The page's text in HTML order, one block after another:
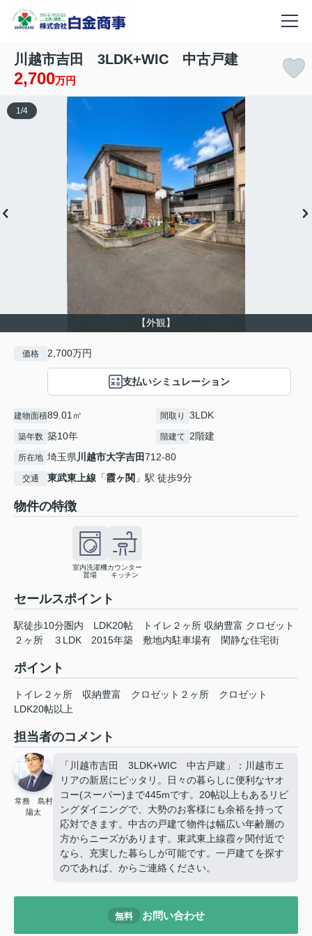
川越市吉田 3LDK+WIC 中古戸建
2,700万円
【外観】
1 /4
価格 2,700万円
支払いシミュレーション
建物面積89.01㎡ 間取り 3LDK
築年数 築10年 階建て 2階建
所在地 埼玉県川越市大字吉田712-80
交通 東武東上線 「霞ヶ関 」駅 徒歩9分
物件の特徴
室内洗濯機
置場
カウンター
キッチン
セールスポイント
駅徒歩10分圏内 LDK20帖 トイレ２ヶ所 収納豊富 クロゼット
２ヶ所 ３LDK 2015年築 敷地内駐車場有 閑静な住宅街
ポイント
トイレ２ヶ所 収納豊富 クロゼット２ヶ所
クロゼット
LDK20帖以上
担当者のコメント
常務 島村
陽太
「川越市吉田 3LDK+WIC 中古戸建」：川越市エ
リアの新居にピッタリ。日々の暮らしに便利なヤオ
コー(スーパー)まで445mです。20帖以上もあるリビ
ングダイニングで、大勢のお客様にも余裕を持って
応対できます。中古の戸建て物件は幅広い年齢層の
方からニーズがあります。東武東上線霞ヶ関付近で
なら、充実した暮らしが可能です。一戸建てを探す
のであれば、 からご連絡ください。
無料 お問い合わせ